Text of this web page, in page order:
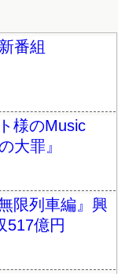
番組
様のMusic
大罪』
限列車編』興
億円